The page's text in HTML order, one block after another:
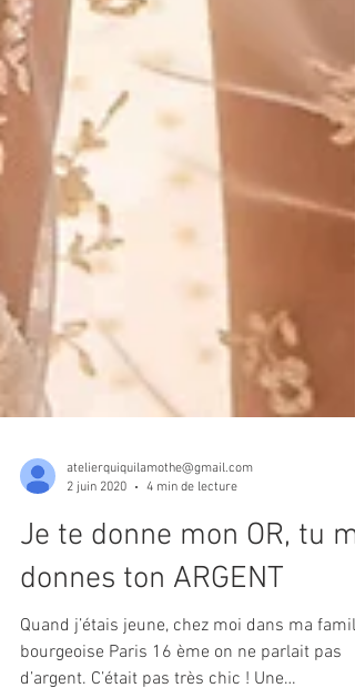
atelierquiquilamothe@gmail.com
2 juin 2020
4 min de lecture
Je te donne mon OR, tu me
donnes ton ARGENT
Quand j’étais jeune, chez moi dans ma